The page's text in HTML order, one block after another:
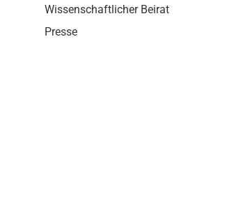
Wissenschaftlicher Beirat
Presse